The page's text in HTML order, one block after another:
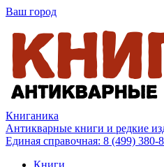
Ваш город
Книганика
Антикварные книги и редкие
Единая справочная: 8 (499) 380-
Книги